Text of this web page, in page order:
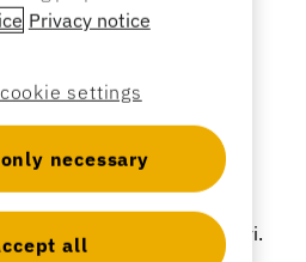
stai
effetti a catena, invece, di
eppure sono significativi.
Privacy notice
settings
necessary
all